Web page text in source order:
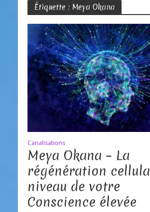
Étiquette : Meya Okana
Canalisations
Meya Okana – La
régénération
niveau de votre
Conscience élevée